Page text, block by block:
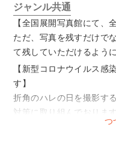
ジャンル共通
【全国展開写真館にて、
ただ、写真を残すだけで
て残していただけるよう
【新型コロナウイルス感
す】
折角のハレの日を撮影す
対策に取り組んでおります
・手指アルコール消毒・
つ